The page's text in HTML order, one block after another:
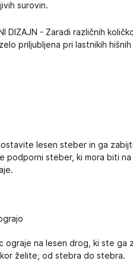
surovin.
DIZAJN - Zaradi različnih
priljubljena pri lastnikih
lesen steber in ga
podporni steber, ki mora biti
na lesen drog, ki ste ga
želite, od stebra do stebra.